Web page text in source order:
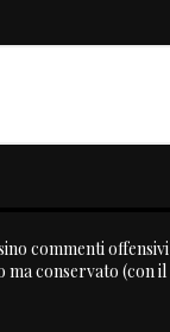
commenti offensivi
ma conservato (con il